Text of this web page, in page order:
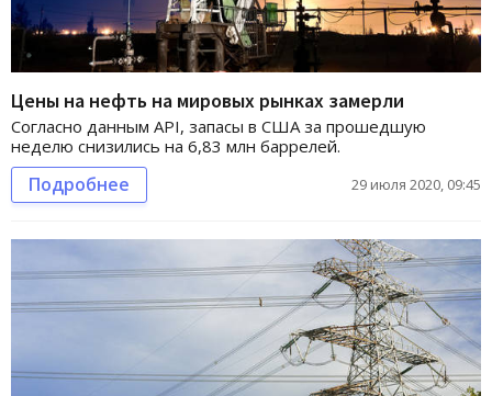
Цены на нефть на мировых рынках замерли
Согласно данным API, запасы в США за прошедшую
неделю снизились на 6,83 млн баррелей.
Подробнее 29 июля 2020, 09:45